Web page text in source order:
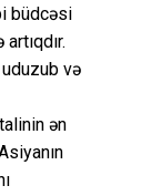
büdcəsi
uduzub və
ən